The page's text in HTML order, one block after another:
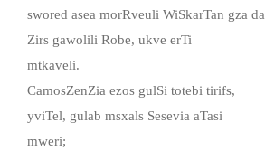
swored asea morRveuli WiSkarTan gza da
Zirs gawolili Robe, ukve erTi
mtkaveli.
CamosZenZia ezos gulSi totebi tirifs,
yviTel, gulab msxals Sesevia aTasi
mweri;